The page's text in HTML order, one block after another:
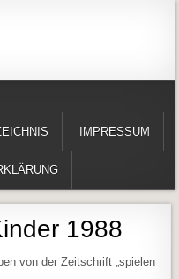
IMPRESSUM
1988
von der Zeitschrift „spielen